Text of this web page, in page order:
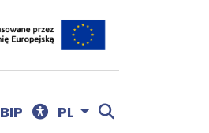
BIP Menu dostępności
PL Otwórz